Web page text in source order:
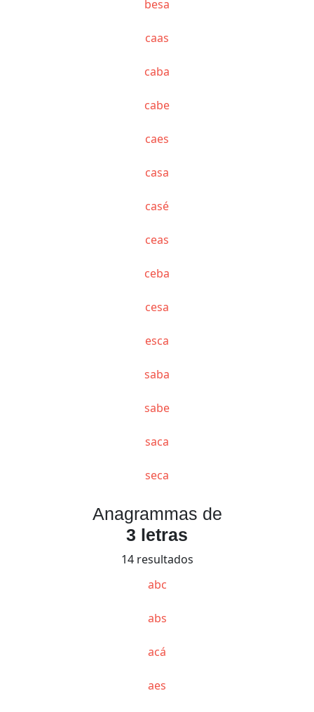
besa
caas
caba
cabe
caes
casa
casé
ceas
ceba
cesa
esca
saba
sabe
saca
seca
Anagrammas de
3 letras
14 resultados
abc
abs
acá
aes